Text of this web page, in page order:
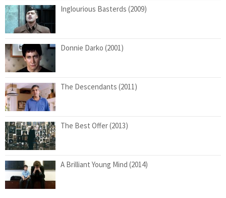
Inglourious Basterds (2009)
Donnie Darko (2001)
The Descendants (2011)
The Best Offer (2013)
A Brilliant Young Mind (2014)